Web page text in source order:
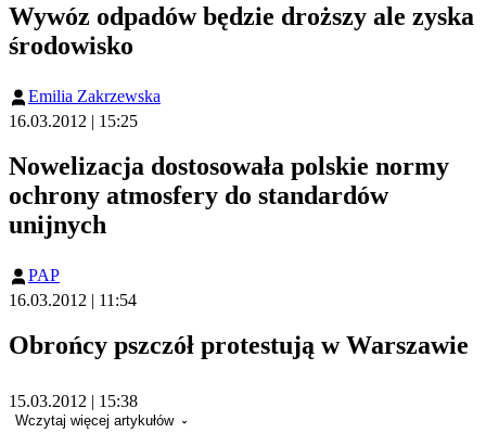
Wywóz odpadów będzie droższy ale zyska
środowisko
Emilia Zakrzewska
16.03.2012 | 15:25
Nowelizacja dostosowała polskie normy
ochrony atmosfery do standardów
unijnych
PAP
16.03.2012 | 11:54
Obrońcy pszczół protestują w Warszawie
15.03.2012 | 15:38
Wczytaj więcej artykułów